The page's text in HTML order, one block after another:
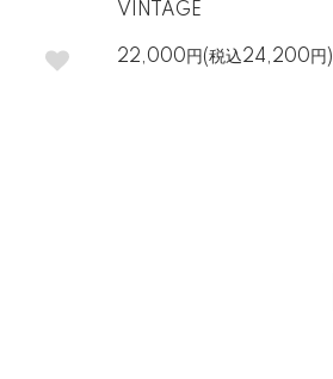
VINTAGE
22,000円(税込24,200円)